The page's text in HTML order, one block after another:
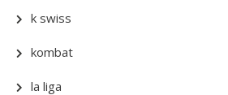
k swiss
kombat
la liga